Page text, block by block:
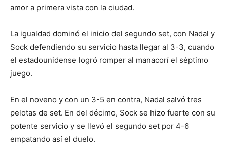
amor a primera vista con la ciudad.
La igualdad dominó el inicio del segundo set, con Nadal y
Sock defendiendo su servicio hasta llegar al 3-3, cuando
el estadounidense logró romper al manacorí el séptimo
juego.
En el noveno y con un 3-5 en contra, Nadal salvó tres
pelotas de set. En del décimo, Sock se hizo fuerte con su
potente servicio y se llevó el segundo set por 4-6
empatando así el duelo.